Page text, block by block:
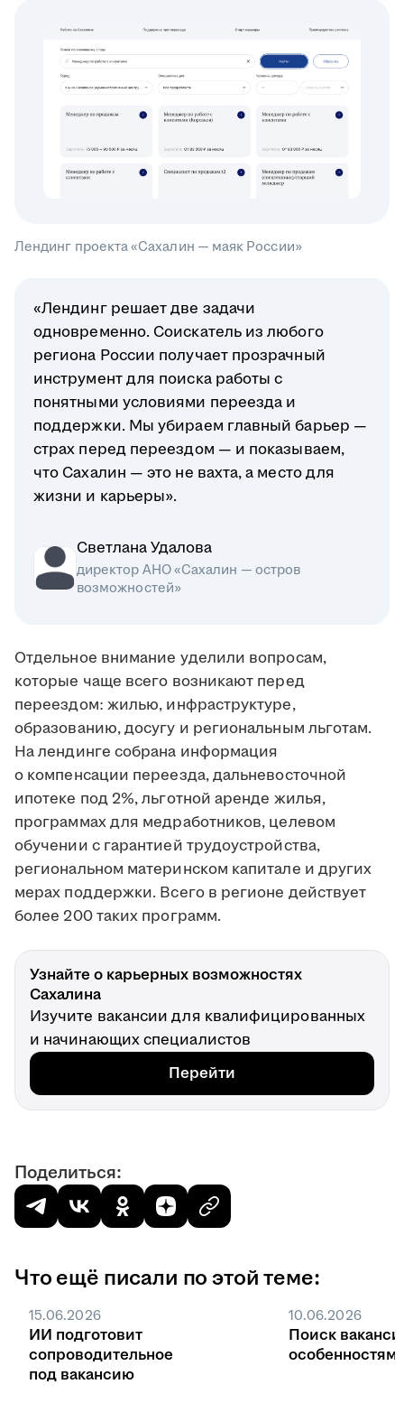
Лендинг проекта «Сахалин — маяк России»
«Лендинг решает две задачи
одновременно. Соискатель из любого
региона России получает прозрачный
инструмент для поиска работы с
понятными условиями переезда и
поддержки. Мы убираем главный барьер —
страх перед переездом — и показываем,
что Сахалин — это не вахта, а место для
жизни и карьеры».
Светлана Удалова
директор АНО «Сахалин — остров
возможностей»
Отдельное внимание уделили вопросам,
которые чаще всего возникают перед
переездом: жилью, инфраструктуре,
образованию, досугу и региональным льготам.
На лендинге собрана информация
о компенсации переезда, дальневосточной
ипотеке под 2%, льготной аренде жилья,
программах для медработников, целевом
обучении с гарантией трудоустройства,
региональном материнском капитале и других
мерах поддержки. Всего в регионе действует
более 200 таких программ.
Узнайте о карьерных возможностях
Сахалина
Изучите вакансии для квалифицированных
и начинающих специалистов
Перейти
Поделиться:
Что ещё писали по этой теме:
15.06.2026
ИИ подготовит
сопроводительное
под вакансию
10.06.2026
Поиск